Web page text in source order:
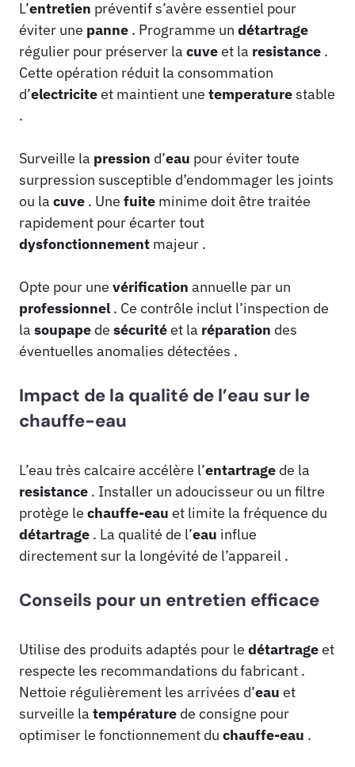
L’entretien préventif s’avère essentiel pour
éviter une panne . Programme un détartrage
régulier pour préserver la cuveet la resistance .
Cette opération réduit la consommation
d’electriciteet maintient une temperaturestable
.
Surveille la pression d’eau pour éviter toute
surpression susceptible d’endommager les joints
ou la cuve . Une fuite minime doit être traitée
rapidement pour écarter tout
dysfonctionnement majeur .
Opte pour une vérification annuelle par un
professionnel . Ce contrôle inclut l’inspection de
la soupape de sécuritéet la réparation des
éventuelles anomalies détectées .
Impact de la qualité de l’eau sur le
chauffe-eau
L’eau très calcaire accélère l’entartrage de la
resistance . Installer un adoucisseur ou un filtre
protège le chauffe-eau et limite la fréquence du
détartrage . La qualité de l’eau influe
directement sur la longévité de l’appareil .
Conseils pour un entretien efficace
Utilise des produits adaptés pour le détartrageet
respecte les recommandations du fabricant .
Nettoie régulièrement les arrivées d’eau et
surveille la température de consigne pour
optimiser le fonctionnement du chauffe-eau .